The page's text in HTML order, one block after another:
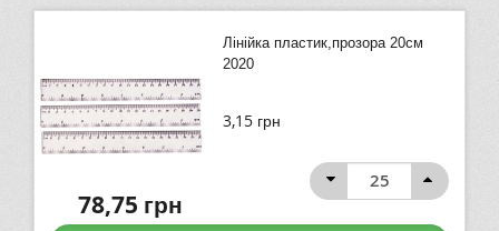
Лінійка пластик,прозора 20см
2020
3,15 грн
78,75 грн